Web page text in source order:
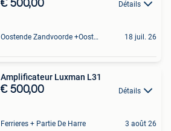
€ 500,00 Détails
Oostende Zandvoorde +Oostende 18 juil. 26
Amplificateur Luxman L31
€ 500,00 Détails
Ferrieres + Partie De Harre 3 août 26